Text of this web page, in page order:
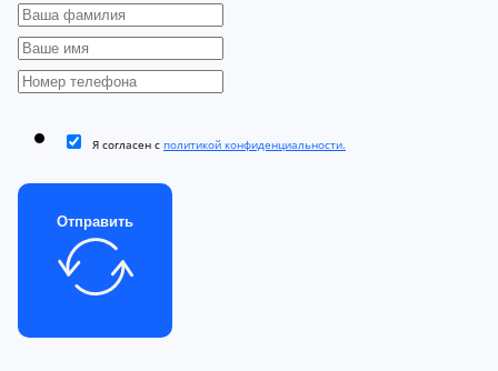
Я согласен с политикой конфиденциальности.
Отправить